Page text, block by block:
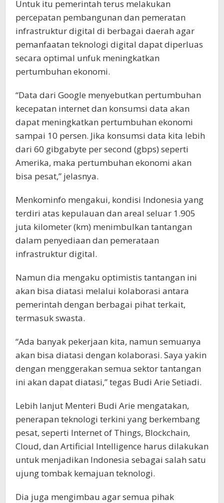
Untuk itu pemerintah terus melakukan
percepatan pembangunan dan pemeratan
infrastruktur digital di berbagai daerah agar
pemanfaatan teknologi digital dapat diperluas
secara optimal unfuk meningkatkan
pertumbuhan ekonomi.
“Data dari Google menyebutkan pertumbuhan
kecepatan internet dan konsumsi data akan
dapat meningkatkan pertumbuhan ekonomi
sampai 10 persen. Jika konsumsi data kita lebih
dari 60 gibgabyte per second (gbps) seperti
Amerika, maka pertumbuhan ekonomi akan
bisa pesat,” jelasnya.
Menkominfo mengakui, kondisi Indonesia yang
terdiri atas kepulauan dan areal seluar 1.905
juta kilometer (km) menimbulkan tantangan
dalam penyediaan dan pemerataan
infrastruktur digital.
Namun dia mengaku optimistis tantangan ini
akan bisa diatasi melalui kolaborasi antara
pemerintah dengan berbagai pihat terkait,
termasuk swasta.
“Ada banyak pekerjaan kita, namun semuanya
akan bisa diatasi dengan kolaborasi. Saya yakin
dengan menggerakan semua sektor tantangan
ini akan dapat diatasi,” tegas Budi Arie Setiadi.
Lebih lanjut Menteri Budi Arie mengatakan,
penerapan teknologi terkini yang berkembang
pesat, seperti Internet of Things, Blockchain,
Cloud, dan Artificial Intelligence harus dilakukan
untuk menjadikan Indonesia sebagai salah satu
ujung tombak kemajuan teknologi.
Dia juga mengimbau agar semua pihak